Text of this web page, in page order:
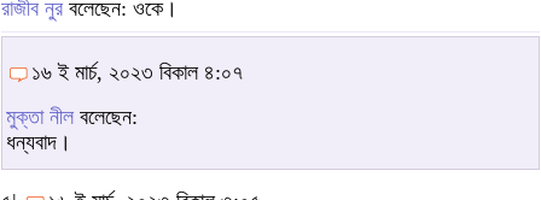
রাজীব নুর বলেছেন: ওকে।
১৬ ই মার্চ, ২০২৩ বিকাল ৪:০৭
মুক্তা নীল বলেছেন:
ধন্যবাদ।